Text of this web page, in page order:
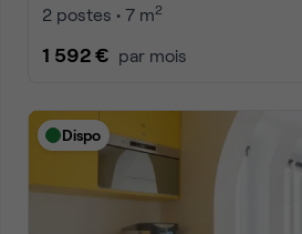
2 postes • 7 m2
1 592 € par mois
Dispo